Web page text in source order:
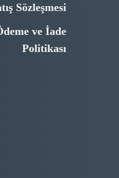
Sözleşmesi
ve İade
Politikası